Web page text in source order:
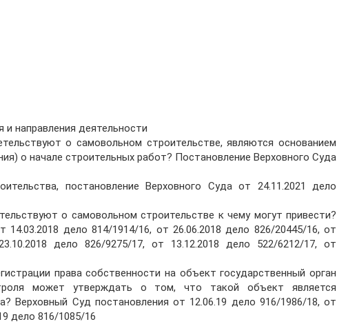
и направления деятельности
о самовольном строительстве, являются основанием
о начале строительных работ? Постановление Верховного Суда
постановление Верховного Суда от 24.11.2021 дело
о самовольном строительстве к чему могут привести?
14.03.2018 дело 814/1914/16, от 26.06.2018 дело 826/20445/16, от
дело 826/9275/17, от 13.12.2018 дело 522/6212/17, от
права собственности на объект государственный орган
может утверждать о том, что такой объект является
Верховный Суд постановления от 12.06.19 дело 916/1986/18, от
дело 816/1085/16